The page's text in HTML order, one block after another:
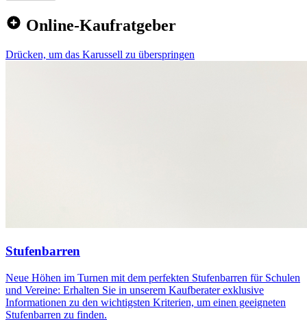
Online-Kaufratgeber
Drücken, um das Karussell zu überspringen
Stufenbarren
Neue Höhen im Turnen mit dem perfekten Stufenbarren für Schulen
und Vereine: Erhalten Sie in unserem Kaufberater exklusive
Informationen zu den wichtigsten Kriterien, um einen geeigneten
Stufenbarren zu finden.